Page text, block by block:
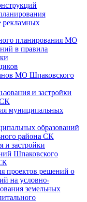
рекламных
планирования МО
в правила
МО Шпаковского
и застройки
муниципальных
образований
района СК
и застройки
Шпаковского
проектов решений о
на условно-
земельных